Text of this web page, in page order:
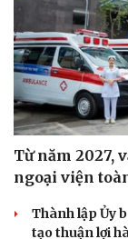
Từ năm 2027,
ngoại viện
Thành lập Ủy
tạo thuận lợi